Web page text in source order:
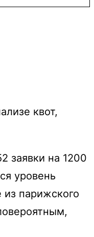
квот,
заявки на 1200
уровень
из парижского